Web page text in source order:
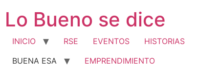
contenido
Lo Bueno se dice
INICIO RSE EVENTOS
HISTORIAS
BUENA ESA
EMPRENDIMIENTO